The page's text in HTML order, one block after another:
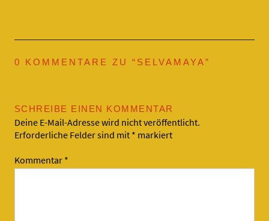
0 KOMMENTARE ZU “ SELVAMAYA”
SCHREIBE EINEN KOMMENTAR
Deine E-Mail-Adresse wird nicht veröffentlicht.
Erforderliche Felder sind mit * markiert
Kommentar *